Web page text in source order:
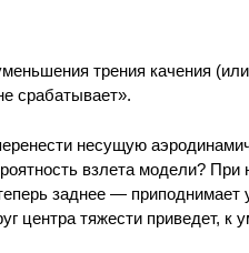
трения качения
срабатывает».
несущую
взлета модели? При
заднее — приподнимает
центра тяжести приведет, к